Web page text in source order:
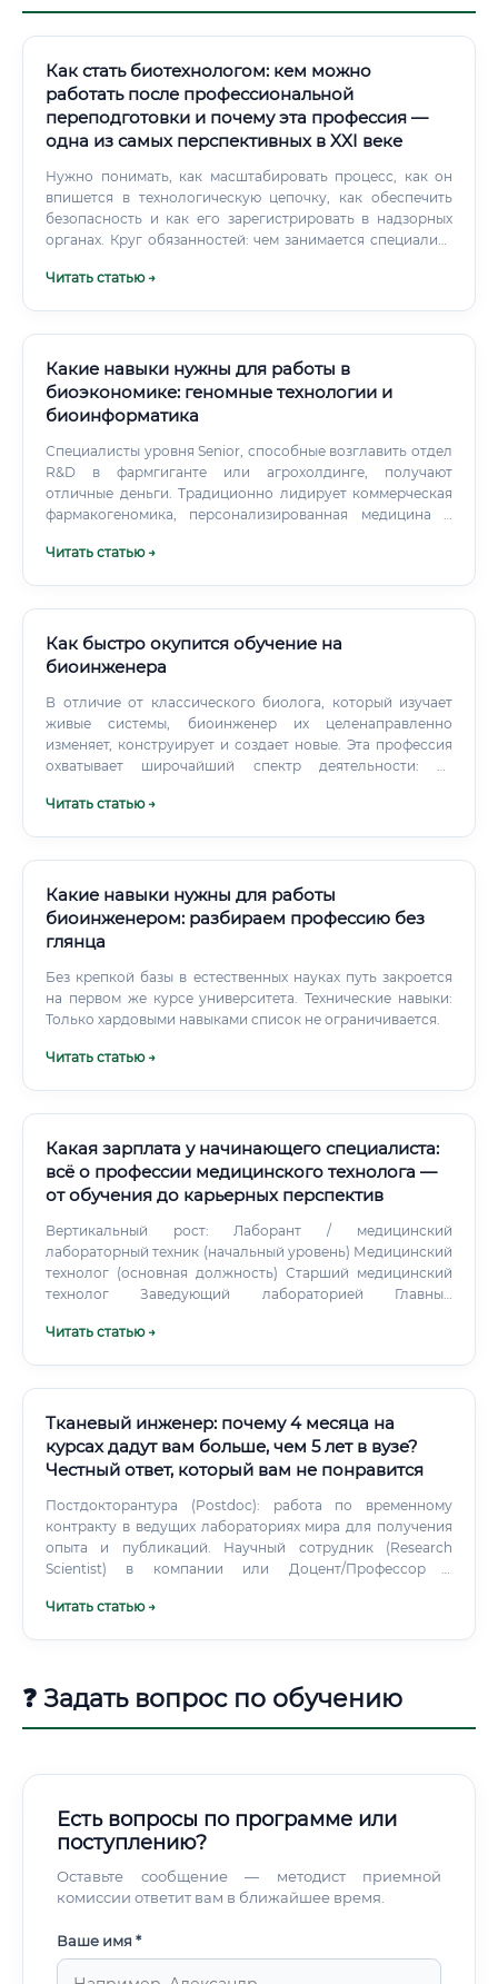
Как стать биотехнологом: кем можно
работать после профессиональной
переподготовки и почему эта профессия —
одна из самых перспективных в XXI веке
Нужно понимать, как масштабировать процесс, как он
впишется в технологическую цепочку, как обеспечить
безопасность и как его зарегистрировать в надзорных
органах. Круг обязанностей: чем занимается специалист
занятости обязанности биотехнолога существенно
Читать статью →
Какие навыки нужны для работы в
биоэкономике: геномные технологии и
биоинформатика
Специалисты уровня Senior, способные возглавить отдел
R&D в фармгиганте или агрохолдинге, получают
отличные деньги. Традиционно лидирует коммерческая
фармакогеномика, персонализированная медицина и
академическом секторе зарплаты ниже, но там больше
Читать статью →
Как быстро окупится обучение на
биоинженера
В отличие от классического биолога, который изучает
живые системы, биоинженер их целенаправленно
изменяет, конструирует и создает новые. Эта профессия
охватывает широчайший спектр деятельности: от
заболеваний до создания искусственных органов,
Читать статью →
Какие навыки нужны для работы
биоинженером: разбираем профессию без
глянца
Без крепкой базы в естественных науках путь закроется
на первом же курсе университета. Технические навыки:
Только хардовыми навыками список не ограничивается.
Читать статью →
Какая зарплата у начинающего специалиста:
всё о профессии медицинского технолога —
от обучения до карьерных перспектив
Вертикальный рост: Лаборант / медицинский
лабораторный техник (начальный уровень) Медицинский
технолог (основная должность) Старший медицинский
технолог Заведующий лабораторией Главный
учреждениях) Медицинский директор лаборатории (в
кандидатами и докторами наук. Бизнес-направление:
некоторые опытные специалисты открывают
собственные лаборатории или консультируют
медицинские учреждения. Востребована ли профессия
сейчас и в будущем Да, и это один из главных козырей
профессии.
Читать статью →
Тканевый инженер: почему 4 месяца на
курсах дадут вам больше, чем 5 лет в вузе?
Честный ответ, который вам не понравится
Постдокторантура (Postdoc): работа по временному
контракту в ведущих лабораториях мира для получения
опыта и публикаций. Научный сотрудник (Research
Scientist) в компании или Доцент/Профессор в
Читать статью →
❓ Задать вопрос по обучению
Есть вопросы по программе или
поступлению?
Оставьте сообщение — методист приемной
комиссии ответит вам в ближайшее время.
Ваше имя *